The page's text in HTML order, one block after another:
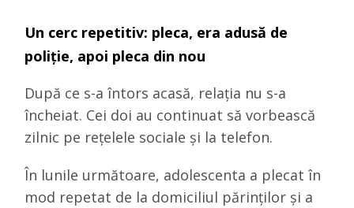
Un cerc repetitiv: pleca, era adusă de
poliție, apoi pleca din nou
După ce s-a întors acasă, relația nu s-a
încheiat. Cei doi au continuat să vorbească
zilnic pe rețelele sociale și la telefon.
În lunile următoare, adolescenta a plecat în
mod repetat de la domiciliul părinților și a